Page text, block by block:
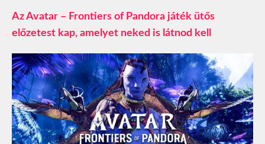
Az Avatar – Frontiers of Pandora játék ütős
előzetest kap, amelyet neked is látnod kell